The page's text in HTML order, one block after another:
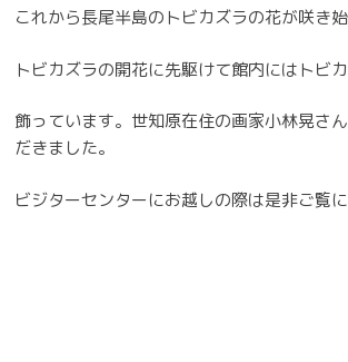
これから長尾半島のトビカズラの花が咲き始
トビカズラの開花に先駆けて館内にはトビ
飾っています。世知原在住の画家小林晃さ
だきました。
ビジターセンターにお越しの際は是非ご覧